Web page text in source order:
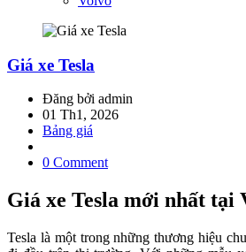
Giá xe Tesla
Đăng bởi admin
01 Th1, 2026
Bảng giá
0 Comment
Giá xe Tesla mới nhất tại
Tesla là một trong những thương hiệu